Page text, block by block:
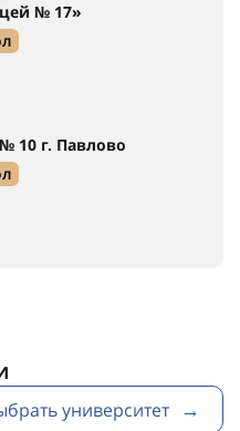
№ 17»
10 г. Павлово
университет